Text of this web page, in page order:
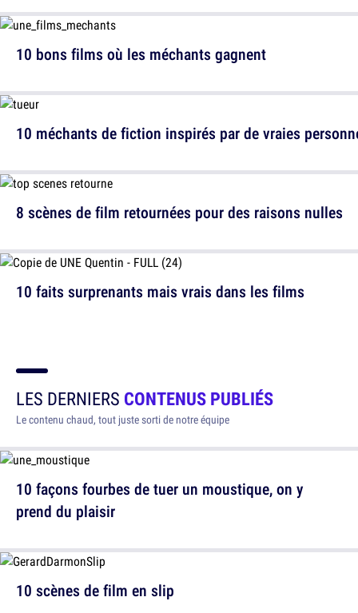
10 méchants de fiction inspirés par de vraies
10 faits surprenants mais vrais dans les films
10 bons films où les méchants gagnent
8 scènes de film retournées pour des raisons nulles
LES DERNIERS CONTENUS PUBLIÉS
Le contenu chaud, tout juste sorti de notre équipe
10 façons fourbes de tuer un moustique, on y
prend du plaisir
10 scènes de film en slip